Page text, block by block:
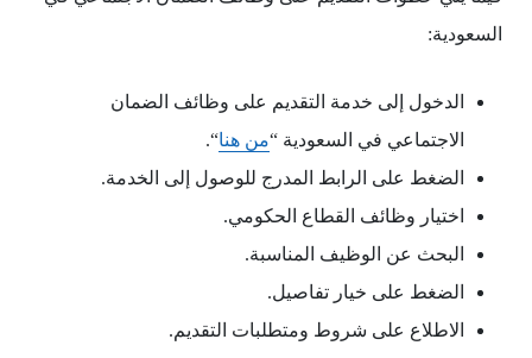
السعودية:
الدخول إلى خدمة التقديم على وظائف الضمان
الاجتماعي في السعودية “من هنا“.
الضغط على الرابط المدرج للوصول إلى الخدمة.
اختيار وظائف القطاع الحكومي.
البحث عن الوظيف المناسبة.
الضغط على خيار تفاصيل.
الاطلاع على شروط ومتطلبات التقديم.